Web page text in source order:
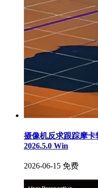
摄像机反求跟踪摩
2026.5.0 Win
2026-06-15 免费